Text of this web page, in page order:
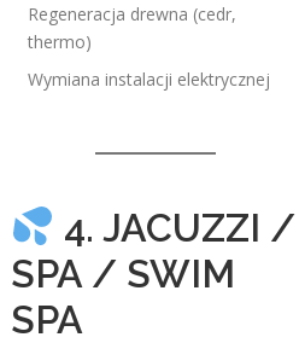
Regeneracja drewna (cedr,
thermo)
Wymiana instalacji elektrycznej
4. JACUZZI /
SPA / SWIM
SPA